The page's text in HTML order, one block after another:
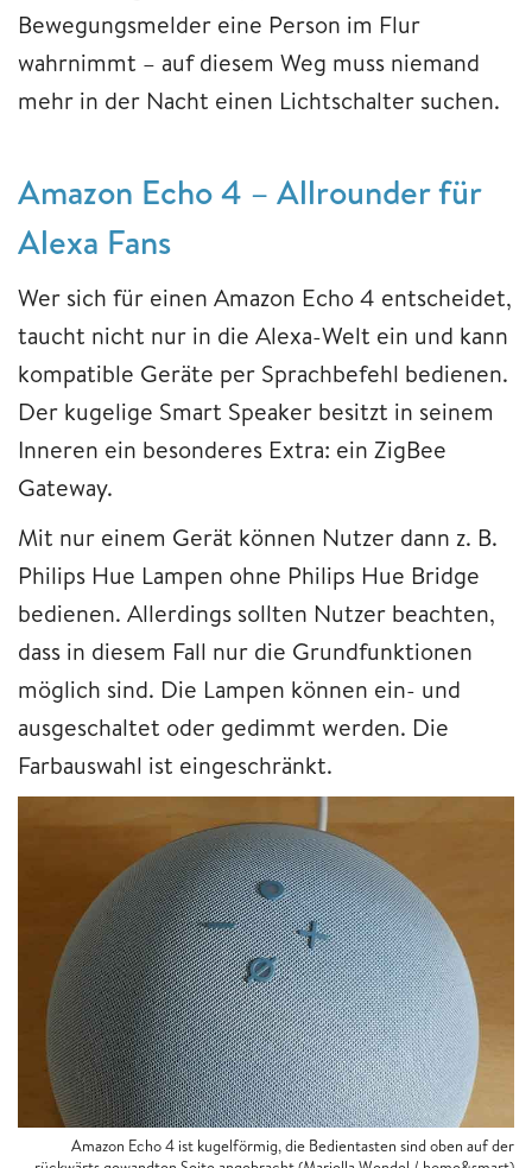
Bewegungsmelder eine Person im Flur
wahrnimmt – auf diesem Weg muss niemand
mehr in der Nacht einen Lichtschalter suchen.
Amazon Echo 4 – Allrounder für
Alexa Fans
Wer sich für einen Amazon Echo 4 entscheidet,
taucht nicht nur in die Alexa-Welt ein und kann
kompatible Geräte per Sprachbefehl bedienen.
Der kugelige Smart Speaker besitzt in seinem
Inneren ein besonderes Extra: ein ZigBee
Gateway.
Mit nur einem Gerät können Nutzer dann z. B.
Philips Hue Lampen ohne Philips Hue Bridge
bedienen. Allerdings sollten Nutzer beachten,
dass in diesem Fall nur die Grundfunktionen
möglich sind. Die Lampen können ein- und
ausgeschaltet oder gedimmt werden. Die
Farbauswahl ist eingeschränkt.
Amazon Echo 4 ist kugelförmig, die Bedientasten sind oben auf der